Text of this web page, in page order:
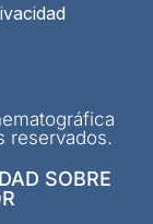
reservados.
SOBRE